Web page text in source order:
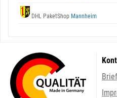
DHL PaketShop Mannheim